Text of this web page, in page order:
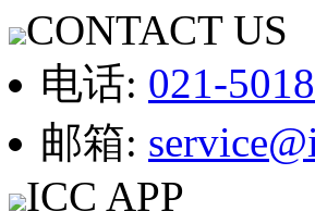
CONTACT US
电话: 021-
邮箱:
ICC APP